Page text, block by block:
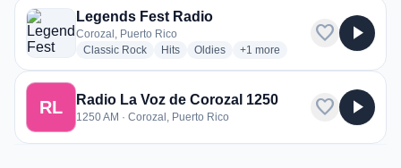
Legends Fest Radio
Corozal, Puerto Rico
Classic Rockradio stations
Hitsradio stations
Oldiesradio stations
+1 more genres for Legends
more
favorite play_arrow
RL Radio La Voz de Corozal 1250
1250 AM · Corozal, Puerto Rico favorite play_arrow